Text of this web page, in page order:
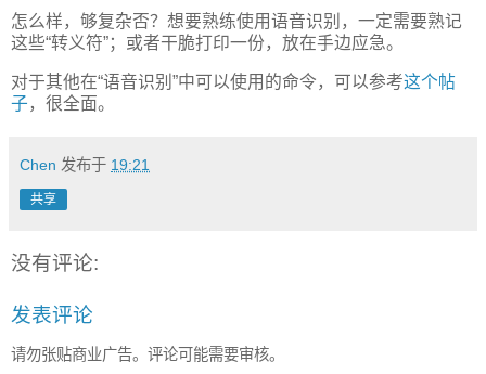
怎么样，够复杂否？想要熟练使用语音识别，一定需要熟记
这些“转义符”；或者干脆打印一份，放在手边应急。
对于其他在“语音识别”中可以使用的命令，可以参考这个帖
子，很全面。
Chen 发布于 19:21
共享
没有评论:
发表评论
请勿张贴商业广告。评论可能需要审核。